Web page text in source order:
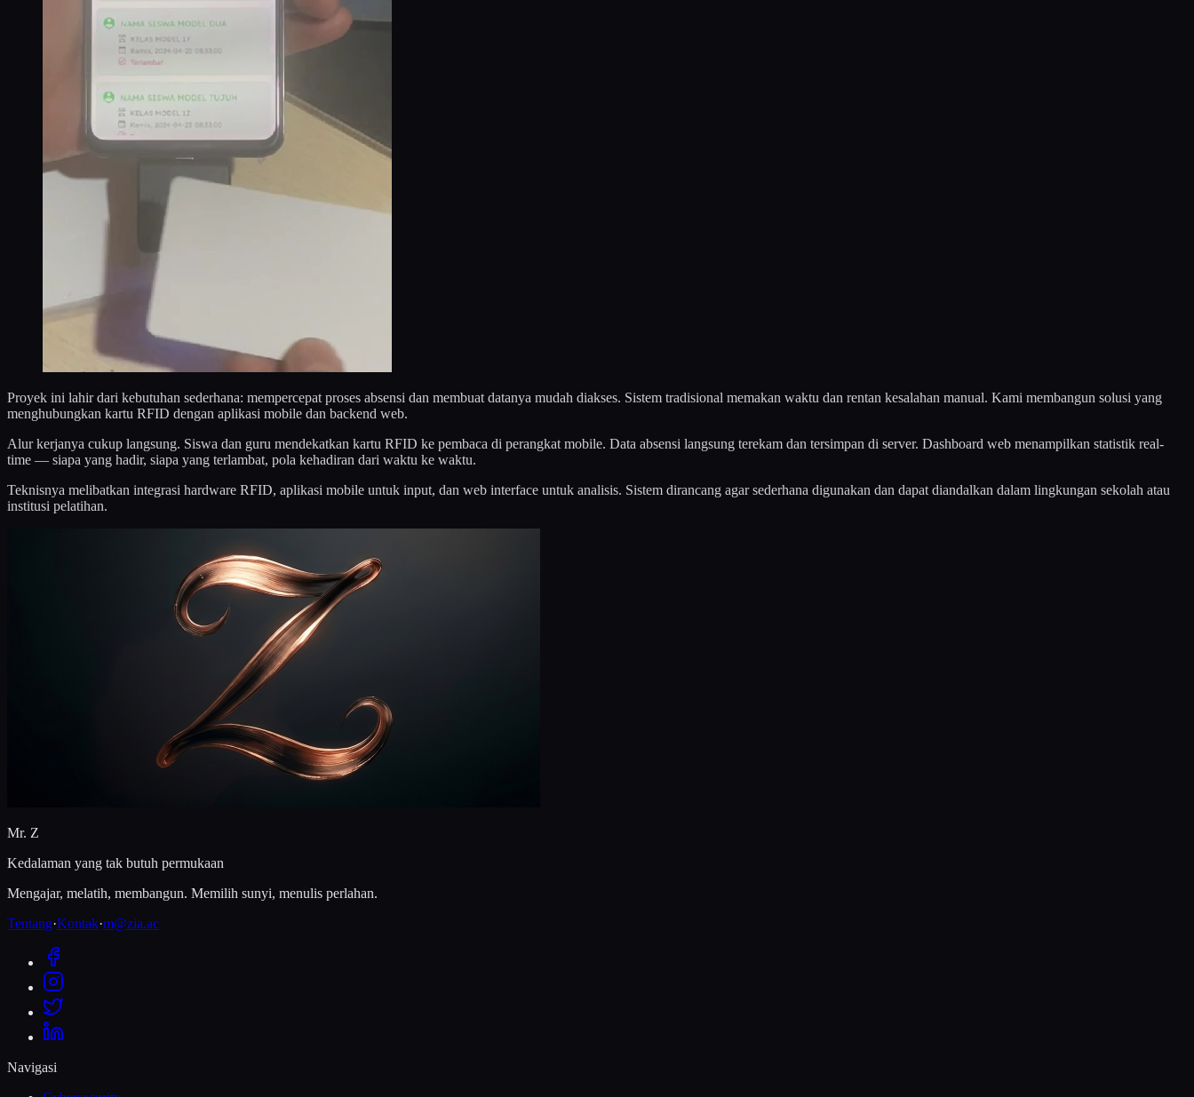
Proyek ini lahir dari kebutuhan sederhana: mempercepat proses absensi dan membuat datanya mudah diakses. Sistem tradisional memakan waktu dan rentan kesalahan manual. Kami membangun solusi yang
menghubungkan kartu RFID dengan aplikasi mobile dan backend web.
Alur kerjanya cukup langsung. Siswa dan guru mendekatkan kartu RFID ke pembaca di perangkat mobile. Data absensi langsung terekam dan tersimpan di server. Dashboard web menampilkan statistik real-
time — siapa yang hadir, siapa yang terlambat, pola kehadiran dari waktu ke waktu.
Teknisnya melibatkan integrasi hardware RFID, aplikasi mobile untuk input, dan web interface untuk analisis. Sistem dirancang agar sederhana digunakan dan dapat diandalkan dalam lingkungan sekolah atau
institusi pelatihan.
Mr. Z
Kedalaman yang tak butuh permukaan
Mengajar, melatih, membangun. Memilih sunyi, menulis perlahan.
Tentang·Kontak·m@zia.ac
Navigasi